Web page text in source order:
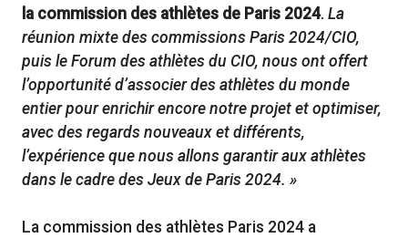
la commission des athlètes de Paris 2024. La
réunion mixte des commissions Paris 2024/CIO,
puis le Forum des athlètes du CIO, nous ont offert
l’opportunité d’associer des athlètes du monde
entier pour enrichir encore notre projet et optimiser,
avec des regards nouveaux et différents,
l’expérience que nous allons garantir aux athlètes
dans le cadre des Jeux de Paris 2024. »
La commission des athlètes Paris 2024 a